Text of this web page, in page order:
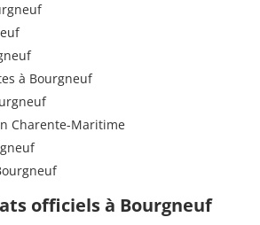
à Bourgneuf
Charente-Maritime
officiels à Bourgneuf